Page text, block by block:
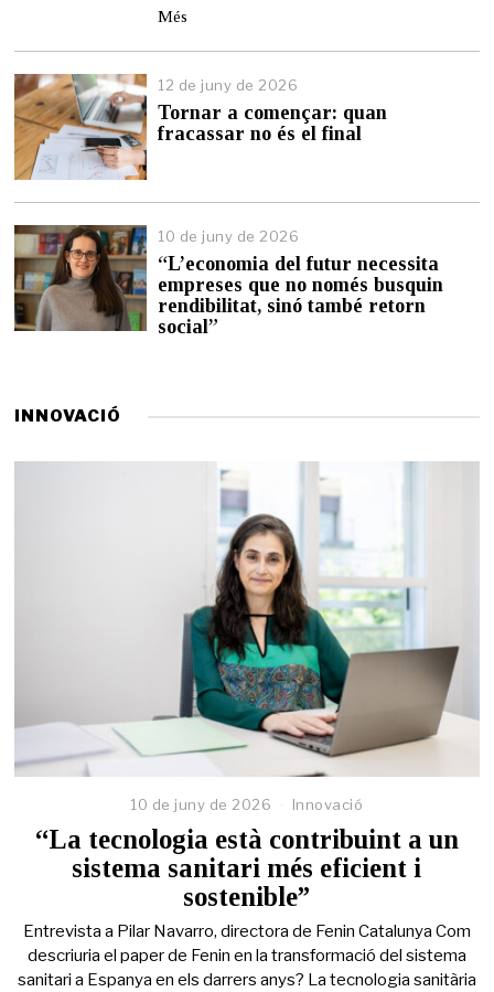
Més
12 de juny de 2026
2
d
e
n
e
2
0
Tornar a començar: quan
fracassar no és el final
10 de juny de 2026
“L’economia del futur necessita
empreses que no només busquin
rendibilitat, sinó també retorn
social”
INNOVACIÓ
10 de juny de 2026 Innovació
“La tecnologia està contribuint a un
sistema sanitari més eficient i
sostenible”
Entrevista a Pilar Navarro, directora de Fenin Catalunya Com
descriuria el paper de Fenin en la transformació del sistema
sanitari a Espanya en els darrers anys? La tecnologia sanitària